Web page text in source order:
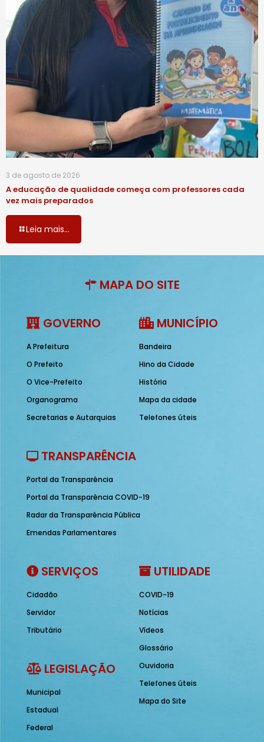
3 de agosto de 2026
A educação de qualidade começa com professores cada
vez mais preparados
Leia mais...
MAPA DO SITE
GOVERNO
A Prefeitura
O Prefeito
O Vice-Prefeito
Organograma
Secretarias e Autarquias
MUNICÍPIO
Bandeira
Hino da Cidade
História
Mapa da cidade
Telefones úteis
TRANSPARÊNCIA
Portal da Transparência
Portal da Transparência COVID-19
Radar da Transparência Pública
Emendas Parlamentares
SERVIÇOS
Cidadão
Servidor
Tributário
LEGISLAÇÃO
Municipal
Estadual
Federal
UTILIDADE
COVID-19
Notícias
Vídeos
Glossário
Ouvidoria
Telefones úteis
Mapa do Site